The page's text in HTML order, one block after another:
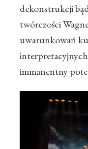
dekonstrukcji
twórczości
uwarunkowań
immanentny